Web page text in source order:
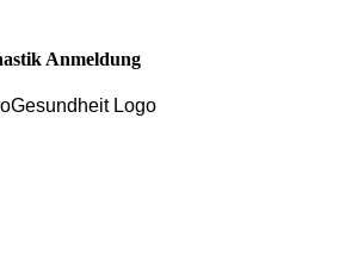
Anmeldung